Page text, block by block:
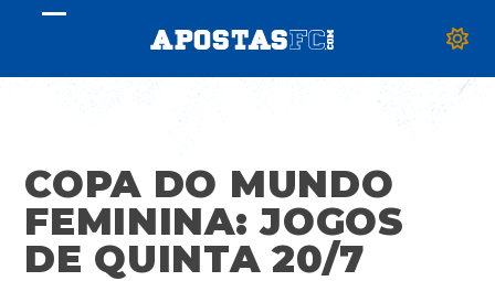
COPA DO MUNDO
FEMININA: JOGOS
DE QUINTA 20/7